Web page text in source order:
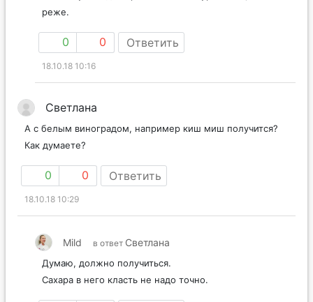
реже.
0 0 Ответить
18.10.18 10:16
Светлана
А с белым виноградом, например киш миш получится?
Как думаете?
0 0 Ответить
18.10.18 10:29
Mild в ответ Светлана
Думаю, должно получиться.
Сахара в него класть не надо точно.